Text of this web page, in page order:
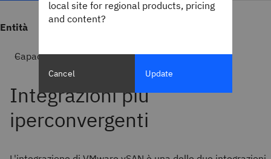
Entità
Capacità
local site for regional products, pricing
and content?
Cancel Update